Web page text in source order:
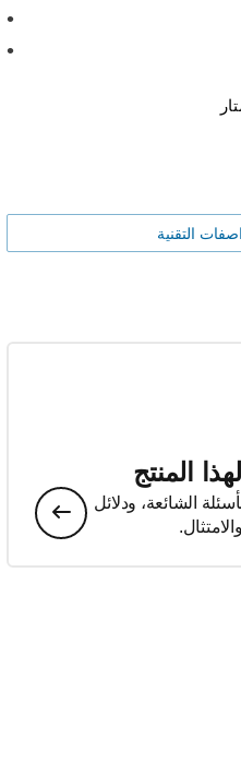
التقنية
المنتج
الشائعة، ودلائل